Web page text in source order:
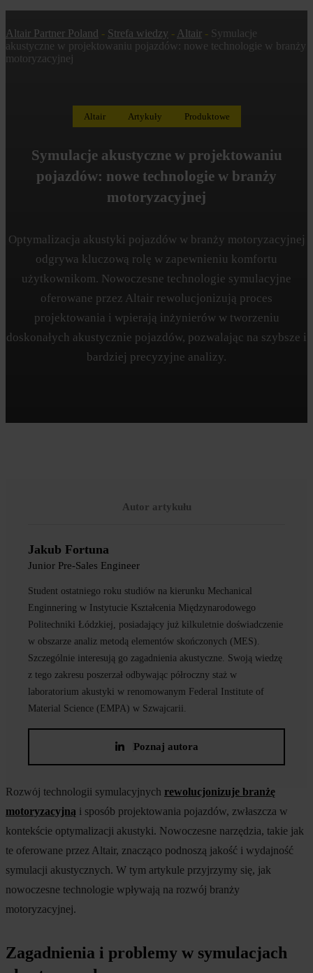
Altair Partner Poland - Strefa wiedzy - Altair - Symulacje
akustyczne w projektowaniu pojazdów: nowe technologie w branży
motoryzacyjnej
Altair Artykuły Produktowe
Symulacje akustyczne w projektowaniu
pojazdów: nowe technologie w branży
motoryzacyjnej
Optymalizacja akustyki pojazdów w branży motoryzacyjnej
odgrywa kluczową rolę w zapewnieniu komfortu
użytkownikom. Nowoczesne technologie symulacyjne
oferowane przez Altair rewolucjonizują proces
projektowania i wpierają inżynierów w tworzeniu
doskonałych akustycznie pojazdów, pozwalając na szybsze i
bardziej precyzyjne analizy.
Autor artykułu
Jakub Fortuna
Junior Pre-Sales Engineer
Student ostatniego roku studiów na kierunku Mechanical
Enginnering w Instytucie Kształcenia Międzynarodowego
Politechniki Łódzkiej, posiadający już kilkuletnie doświadczenie
w obszarze analiz metodą elementów skończonych (MES).
Szczególnie interesują go zagadnienia akustyczne. Swoją wiedzę
z tego zakresu poszerzał odbywając półroczny staż w
laboratorium akustyki w renomowanym Federal Institute of
Material Science (EMPA) w Szwajcarii.
Poznaj autora
Rozwój technologii symulacyjnych rewolucjonizuje branżę
motoryzacyjną i sposób projektowania pojazdów, zwłaszcza w
kontekście optymalizacji akustyki. Nowoczesne narzędzia, takie jak
te oferowane przez Altair, znacząco podnoszą jakość i wydajność
symulacji akustycznych. W tym artykule przyjrzymy się, jak
nowoczesne technologie wpływają na rozwój branży
motoryzacyjnej.
Zagadnienia i problemy w symulacjach